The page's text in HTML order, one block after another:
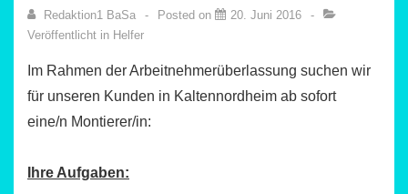
Redaktion1 BaSa Posted on
20. Juni 2016
Veröffentlicht in Helfer
Im Rahmen der Arbeitnehmerüberlassung suchen wir
für unseren Kunden in Kaltennordheim ab sofort
eine/n Montierer/in:
Ihre Aufgaben: